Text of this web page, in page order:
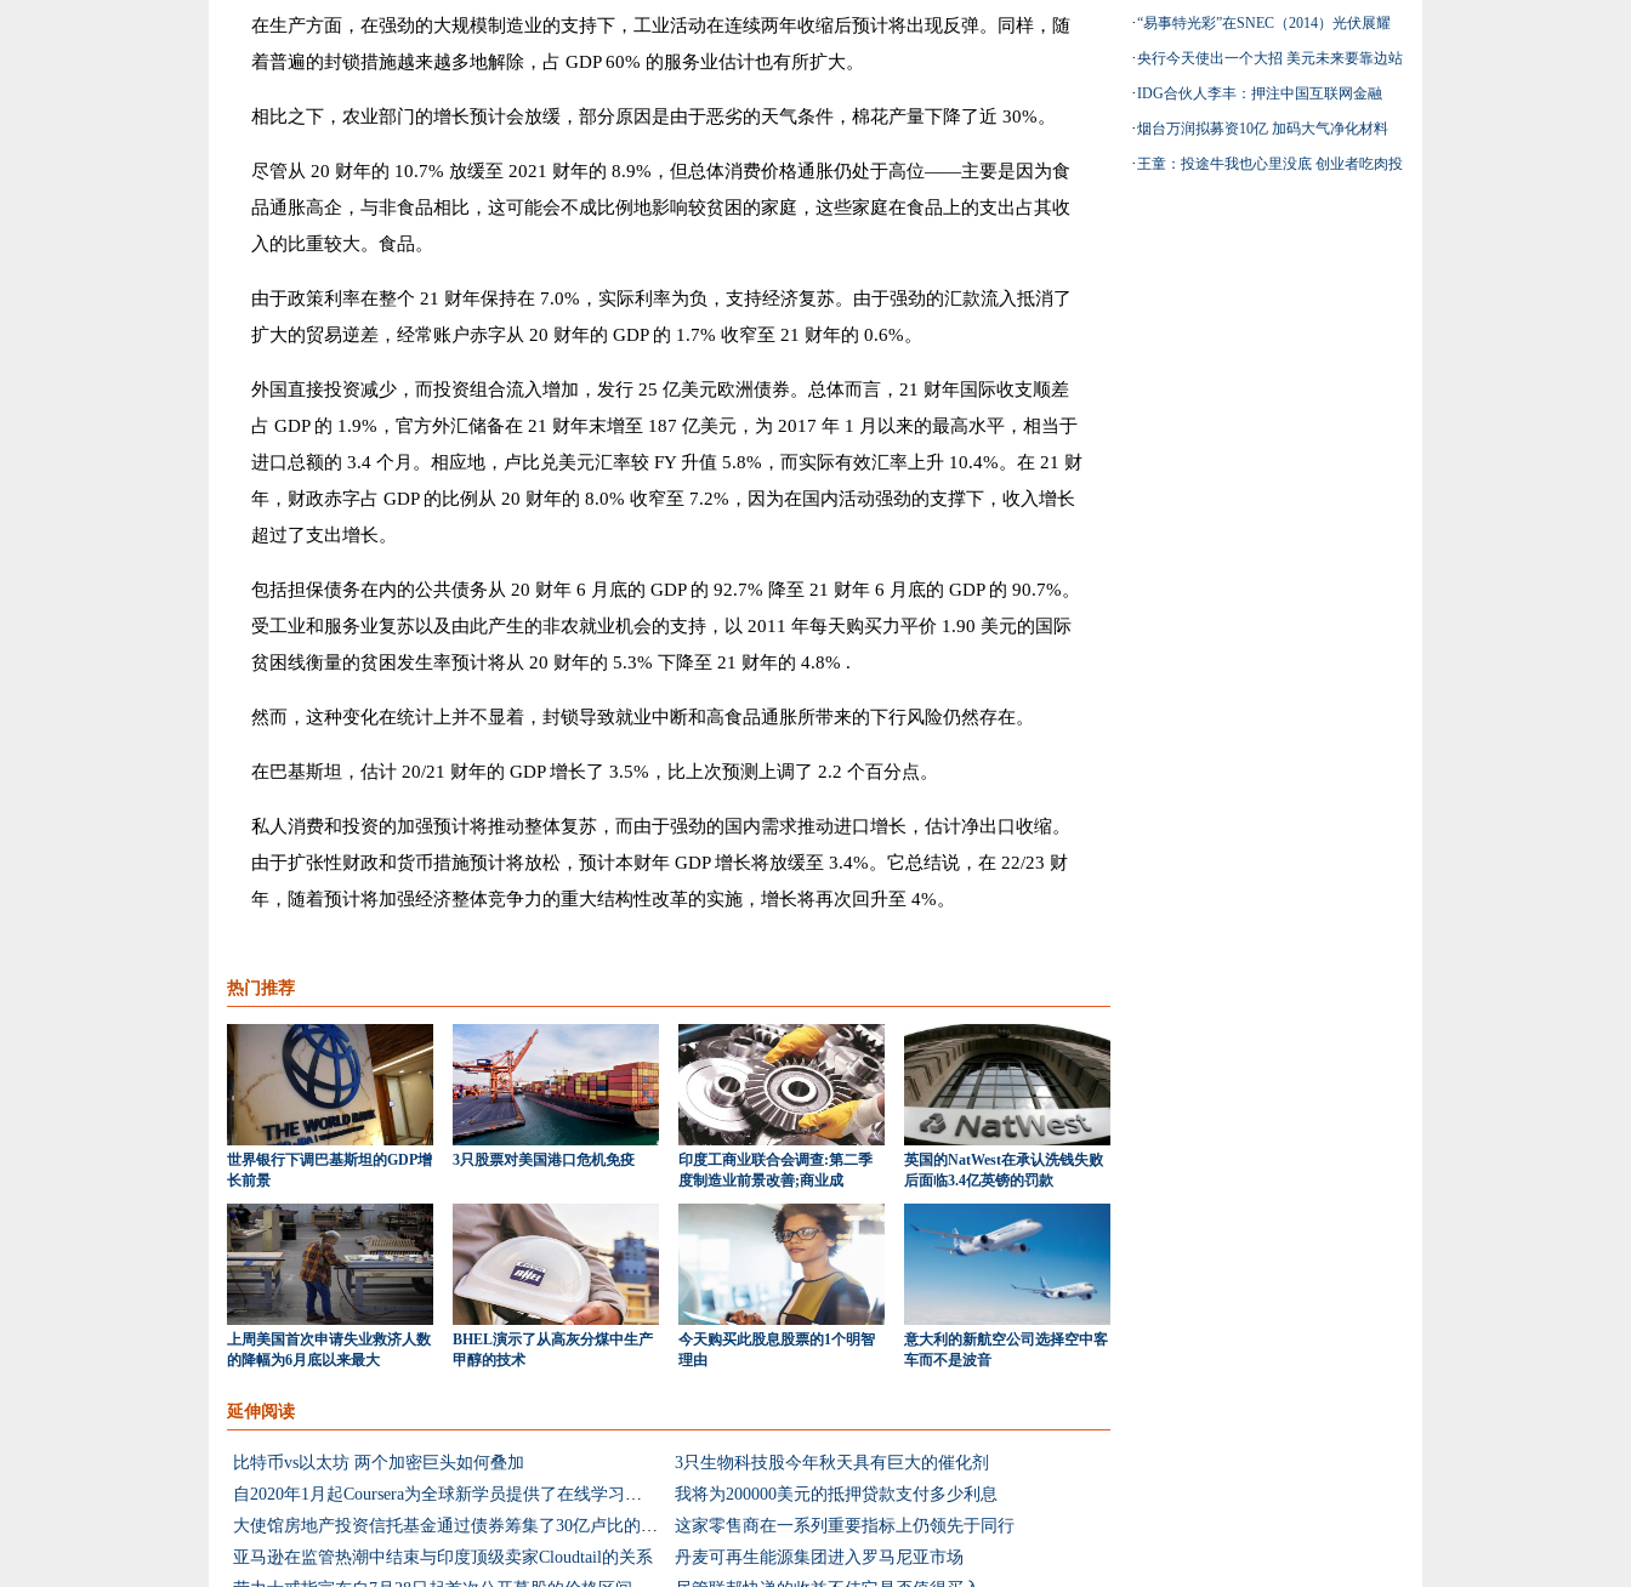
在生产方面，在强劲的大规模制造业的支持下，工业活动在连续两年收缩后预计将出现反弹。同样，随
着普遍的封锁措施越来越多地解除，占 GDP 60% 的服务业估计也有所扩大。
相比之下，农业部门的增长预计会放缓，部分原因是由于恶劣的天气条件，棉花产量下降了近 30%。
尽管从 20 财年的 10.7% 放缓至 2021 财年的 8.9%，但总体消费价格通胀仍处于高位——主要是因为食
品通胀高企，与非食品相比，这可能会不成比例地影响较贫困的家庭，这些家庭在食品上的支出占其收
入的比重较大。食品。
由于政策利率在整个 21 财年保持在 7.0%，实际利率为负，支持经济复苏。由于强劲的汇款流入抵消了
扩大的贸易逆差，经常账户赤字从 20 财年的 GDP 的 1.7% 收窄至 21 财年的 0.6%。
外国直接投资减少，而投资组合流入增加，发行 25 亿美元欧洲债券。总体而言，21 财年国际收支顺差
占 GDP 的 1.9%，官方外汇储备在 21 财年末增至 187 亿美元，为 2017 年 1 月以来的最高水平，相当于
进口总额的 3.4 个月。相应地，卢比兑美元汇率较 FY 升值 5.8%，而实际有效汇率上升 10.4%。在 21 财
年，财政赤字占 GDP 的比例从 20 财年的 8.0% 收窄至 7.2%，因为在国内活动强劲的支撑下，收入增长
超过了支出增长。
包括担保债务在内的公共债务从 20 财年 6 月底的 GDP 的 92.7% 降至 21 财年 6 月底的 GDP 的 90.7%。
受工业和服务业复苏以及由此产生的非农就业机会的支持，以 2011 年每天购买力平价 1.90 美元的国际
贫困线衡量的贫困发生率预计将从 20 财年的 5.3% 下降至 21 财年的 4.8% .
然而，这种变化在统计上并不显着，封锁导致就业中断和高食品通胀所带来的下行风险仍然存在。
在巴基斯坦，估计 20/21 财年的 GDP 增长了 3.5%，比上次预测上调了 2.2 个百分点。
私人消费和投资的加强预计将推动整体复苏，而由于强劲的国内需求推动进口增长，估计净出口收缩。
由于扩张性财政和货币措施预计将放松，预计本财年 GDP 增长将放缓至 3.4%。它总结说，在 22/23 财
年，随着预计将加强经济整体竞争力的重大结构性改革的实施，增长将再次回升至 4%。
热门推荐
世界银行下调巴基斯坦的GDP增
长前景
3只股票对美国港口危机免疫
印度工商业联合会调查:第二季
度制造业前景改善;商业成
英国的NatWest在承认洗钱失败
后面临3.4亿英镑的罚款
上周美国首次申请失业救济人数
的降幅为6月底以来最大
BHEL演示了从高灰分煤中生产
甲醇的技术
今天购买此股息股票的1个明智
理由
意大利的新航空公司选择空中客
车而不是波音
延伸阅读
比特币vs以太坊 两个加密巨头如何叠加
3只生物科技股今年秋天具有巨大的催化剂
自2020年1月起Coursera为全球新学员提供了在线学习平台
我将为200000美元的抵押贷款支付多少利息
大使馆房地产投资信托基金通过债券筹集了30亿卢比的债务再融资
这家零售商在一系列重要指标上仍领先于同行
亚马逊在监管热潮中结束与印度顶级卖家Cloudtail的关系
丹麦可再生能源集团进入罗马尼亚市场
筹划收购比克动力股权尚未落定
·“易事特光彩”在SNEC（2014）光伏展耀
眼绽放
·央行今天使出一个大招 美元未来要靠边站
了
·IDG合伙人李丰：押注中国互联网金融
·烟台万润拟募资10亿 加码大气净化材料
·王童：投途牛我也心里没底 创业者吃肉投